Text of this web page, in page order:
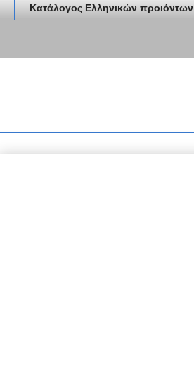
Κατάλογος Ελληνικών προιόντων